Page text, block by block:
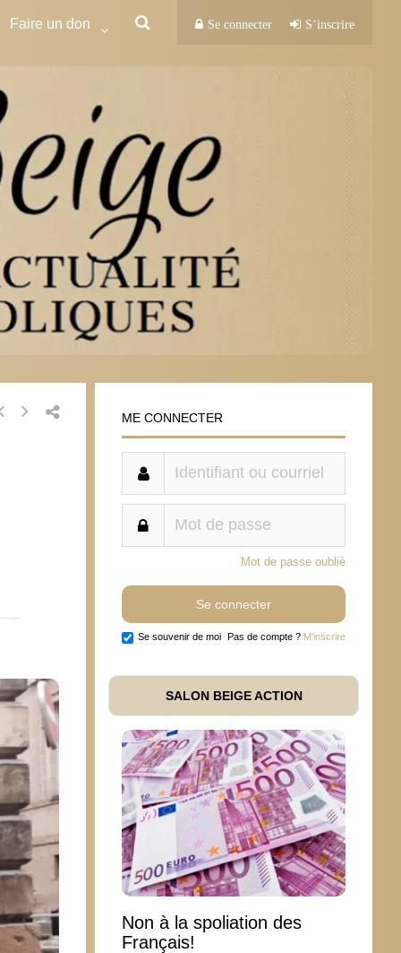
Faire un don Se connecter S’inscrire
ME CONNECTER
Mot de passe oublié
Se souvenir de moi Pas de compte ? M'inscrire
SALON BEIGE ACTION
Non à la spoliation des
Français!